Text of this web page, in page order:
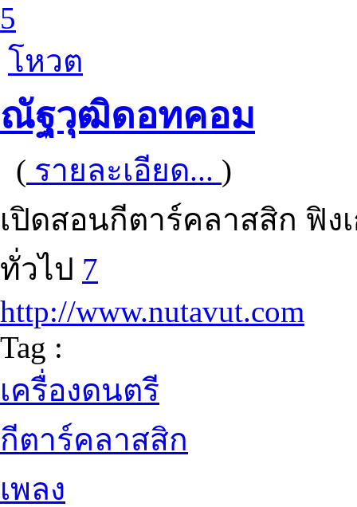
5
โหวต
ณัฐวุฒิดอทคอม
( รายละเอียด... )
เปิดสอนกีตาร์คลาสสิก ฟิง
ทั่วไป 7
http://www.nutavut.com
Tag :
เครื่องดนตรี
กีตาร์คลาสสิก
เพลง